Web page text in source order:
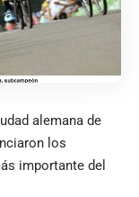
alemana de
los
importante del